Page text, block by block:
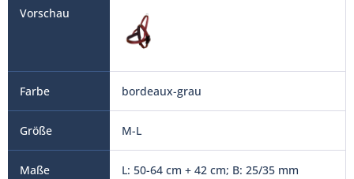
bordeaux-grau
M-L
L: 50-64 cm + 42 cm; B: 25/35 mm